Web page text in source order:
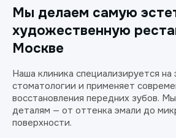
Мы делаем самую
художественную
Москве
Наша клиника специализируется на
стоматологии и применяет
восстановления передних зубов.
деталям — от оттенка эмали до
поверхности.